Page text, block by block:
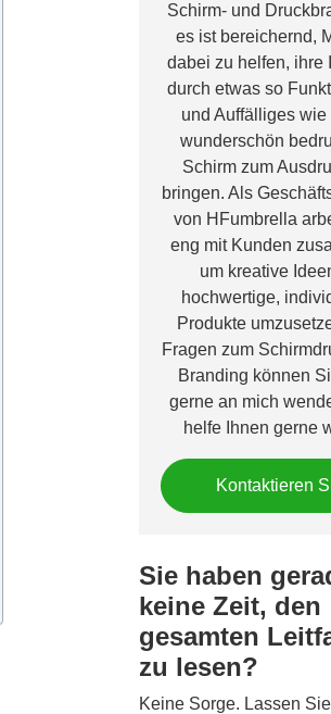
Schirm- und
es ist bereichernd,
dabei zu helfen, ihre
durch etwas so
und Auffälliges wie
wunderschön
Schirm zum
bringen. Als
von HFumbrella
eng mit Kunden
um kreative
hochwertige,
Produkte
Fragen zum
Branding können
gerne an mich
helfe Ihnen gerne
Kontaktieren
Sie haben
keine Zeit, den
gesamten
zu lesen?
Keine Sorge. Lassen